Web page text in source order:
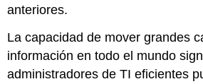
anteriores.
La capacidad de mover grandes
información en todo el mundo
administradores de TI eficientes